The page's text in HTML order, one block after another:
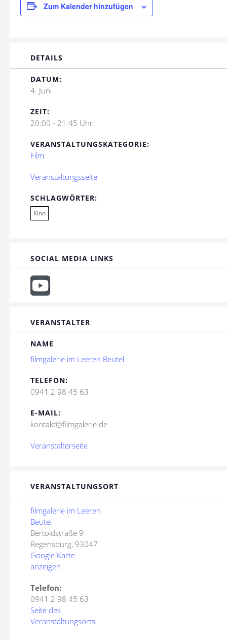
Zum Kalender hinzufügen
DETAILS
DATUM:
4. Juni
ZEIT:
20:00 - 21:45 Uhr
VERANSTALTUNGSKATEGORIE:
Film
Veranstaltungsseite
SCHLAGWÖRTER:
Kino
SOCIAL MEDIA LINKS
VERANSTALTER
NAME
filmgalerie im Leeren Beutel
TELEFON:
0941 2 98 45 63
E-MAIL:
kontakt@filmgalerie.de
Veranstalterseite
VERANSTALTUNGSORT
filmgalerie im Leeren
Beutel
Bertoldstraße 9
Regensburg, 93047
Google Karte
anzeigen
Telefon:
0941 2 98 45 63
Seite des
Veranstaltungsorts